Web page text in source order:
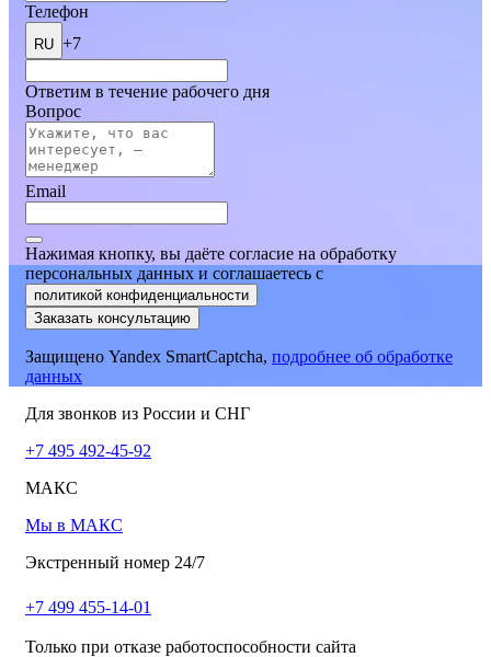
Телефон
RU +7
Ответим в течение рабочего дня
Вопрос
Email
Нажимая кнопку, вы даёте согласие на обработку
персональных данных и соглашаетесь c
политикой конфиденциальности
Заказать консультацию
Защищено Yandex SmartCaptcha, подробнее об обработке
данных
Для звонков из России и СНГ
+7 495 492-45-92
МАКС
Мы в МАКС
Экстренный номер 24/7
+7 499 455-14-01
Только при отказе работоспособности сайта